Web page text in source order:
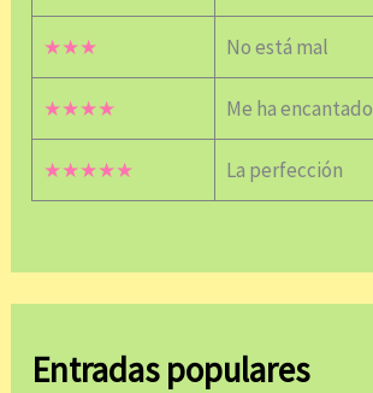
★★★ No está mal
★★★★ Me ha encantado
★★★★★ La perfección
Entradas populares